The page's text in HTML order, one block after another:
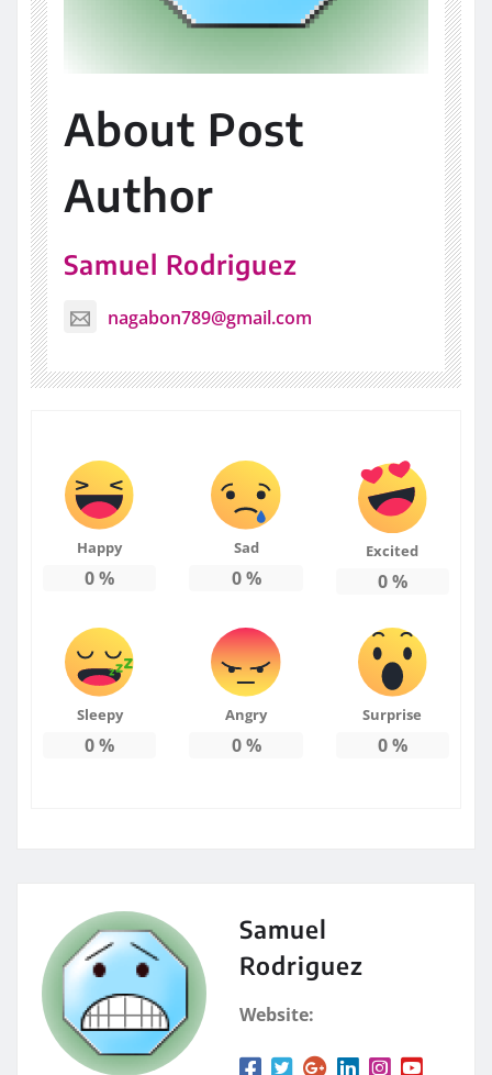
About Post
Author
Samuel Rodriguez
nagabon789@gmail.com
Happy
0%
Sad
0%
Excited
0%
Sleepy
0%
Angry
0%
Surprise
0%
Samuel
Rodriguez
Website: